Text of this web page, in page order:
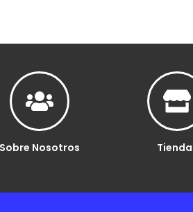
Sobre Nosotros